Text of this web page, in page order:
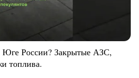
Юге России? Закрытые АЗС,
топлива.